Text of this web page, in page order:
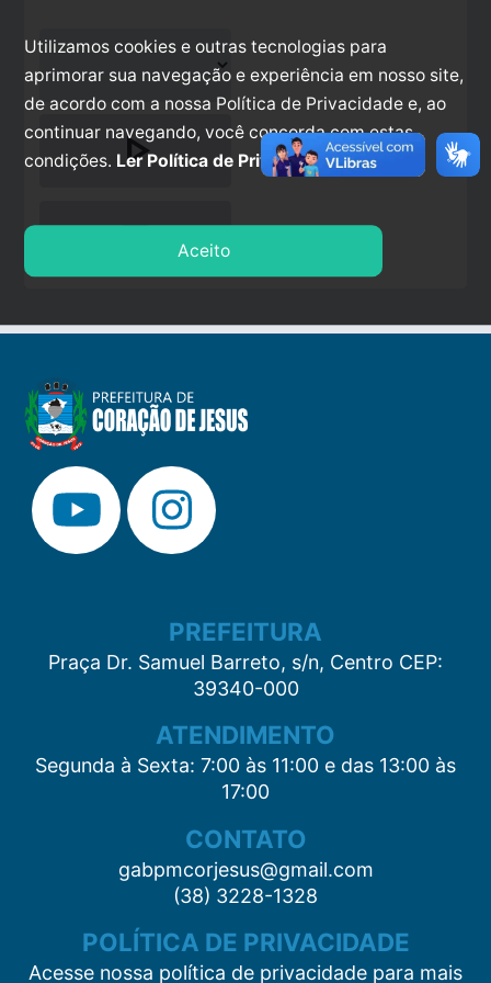
play_arrow
stop
PREFEITURA
Praça Dr. Samuel Barreto, s/n, Centro CEP:
39340-000
ATENDIMENTO
Segunda à Sexta: 7:00 às 11:00 e das 13:00 às
17:00
CONTATO
gabpmcorjesus@gmail.com
(38) 3228-1328
POLÍTICA DE PRIVACIDADE
Acesse nossa política de privacidade para mais
Utilizamos cookies e outras tecnologias para
aprimorar sua navegação e experiência em nosso site,
de acordo com a nossa Política de Privacidade e, ao
continuar navegando, você concorda com estas
condições. Ler Política de Privacidade.
Aceito